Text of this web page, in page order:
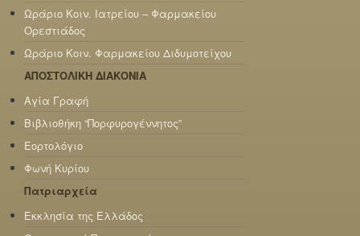
Ωράριο Κοιν. Ιατρείου – Φαρμακείου
Ορεστιάδος
Ωράριο Κοιν. Φαρμακείου Διδυμοτείχου
ΑΠΟΣΤΟΛΙΚΗ ΔΙΑΚΟΝΙΑ
Αγία Γραφή
Βιβλιοθήκη “Πορφυρογέννητος”
Εορτολόγιο
Φωνή Κυρίου
Πατριαρχεία
Εκκλησία της Ελλάδος